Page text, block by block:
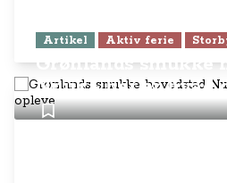
Artikel Aktiv ferie
Grønlands smukke
Nuuk - her er hvad